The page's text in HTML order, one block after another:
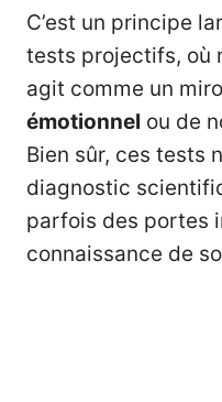
C’est un principe
tests projectifs, où
agit comme un
émotionnel ou de
Bien sûr, ces tests
diagnostic
parfois des portes
connaissance de